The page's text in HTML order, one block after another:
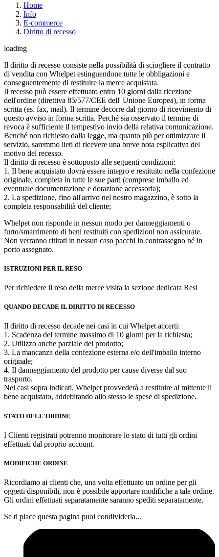
Home
Info
E-commerce
Diritto di recesso
loading
Il diritto di recesso consiste nella possibilità di sciogliere il contratto
di vendita con Whelpet estinguendone tutte le obbligazioni e
conseguentemente di restituire la merce acquistata.
Il recesso può essere effettuato entro 10 giorni dalla ricezione
dell'ordine (direttiva 85/577/CEE dell' Unione Europea), in forma
scritta (es. fax, mail). Il termine decorre dal giorno di ricevimento di
questo avviso in forma scritta. Perché sia osservato il termine di
revoca è sufficiente il tempestivo invio della relativa comunicazione.
Benché non richiesto dalla legge, ma quanto più per ottimizzare il
servizio, saremmo lieti di ricevere una breve nota esplicativa del
motivo del recesso.
Il diritto di recesso è sottoposto alle seguenti condizioni:
1. Il bene acquistato dovrà essere integro e restituito nella confezione
originale, completa in tutte le sue parti (comprese imballo ed
eventuale documentazione e dotazione accessoria);
2. La spedizione, fino all'arrivo nel nostro magazzino, è sotto la
completa responsabilità del cliente;
Whelpet non risponde in nessun modo per danneggiamenti o
furto/smarrimento di beni restituiti con spedizioni non assicurate.
Non verranno ritirati in nessun caso pacchi in contrassegno né in
porto assegnato.
ISTRUZIONI PER IL RESO
Per richiedere il reso della merce visita la sezione dedicata Resi
QUANDO DECADE IL DIRITTO DI RECESSO
Il diritto di recesso decade nei casi in cui Whelpet accerti:
1. Scadenza del termine massimo di 10 giorni per la richiesta;
2. Utilizzo anche parziale del prodotto;
3. La mancanza della confezione esterna e/o dell'imballo interno
originale;
4. Il danneggiamento del prodotto per cause diverse dal suo
trasporto.
Nei casi sopra indicati, Whelpet provvederà a restituire al mittente il
bene acquistato, addebitando allo stesso le spese di spedizione.
STATO DELL'ORDINE
I Clienti registrati potranno monitorare lo stato di tutti gli ordini
effettuati dal proprio account.
MODIFICHE ORDINE
Ricordiamo ai clienti che, una volta effettuato un ordine per gli
oggetti disponibili, non è possibile apportare modifiche a tale ordine.
Gli ordini effettuati separatamente saranno spediti separatamente.
Se ti piace questa pagina puoi condividerla...